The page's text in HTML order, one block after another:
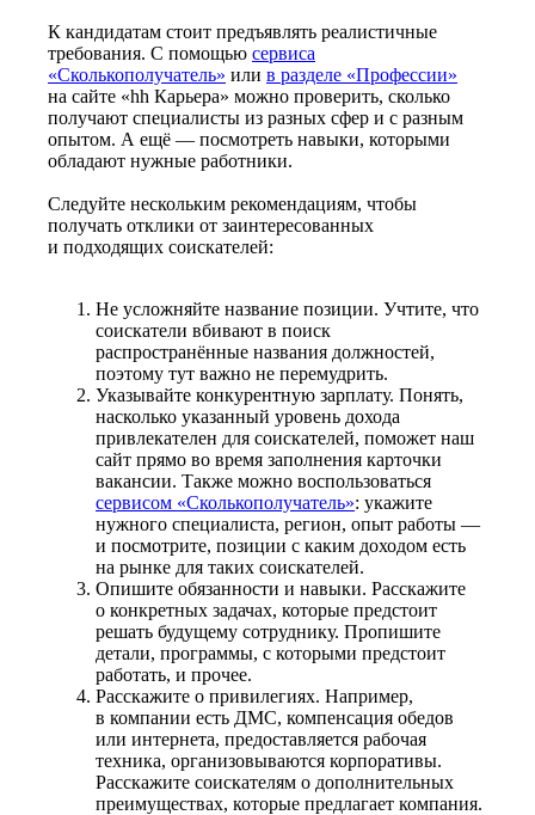
К кандидатам стоит предъявлять реалистичные
требования. С помощью сервиса
«Сколькополучатель» или в разделе «Профессии»
на сайте «hh Карьера» можно проверить, сколько
получают специалисты из разных сфер и с разным
опытом. А ещё — посмотреть навыки, которыми
обладают нужные работники.
Следуйте нескольким рекомендациям, чтобы
получать отклики от заинтересованных
и подходящих соискателей:
Не усложняйте название позиции. Учтите, что
соискатели вбивают в поиск
распространённые названия должностей,
поэтому тут важно не перемудрить.
Указывайте конкурентную зарплату. Понять,
насколько указанный уровень дохода
привлекателен для соискателей, поможет наш
сайт прямо во время заполнения карточки
вакансии. Также можно воспользоваться
сервисом «Сколькополучатель»: укажите
нужного специалиста, регион, опыт работы —
и посмотрите, позиции с каким доходом есть
на рынке для таких соискателей.
Опишите обязанности и навыки. Расскажите
о конкретных задачах, которые предстоит
решать будущему сотруднику. Пропишите
детали, программы, с которыми предстоит
работать, и прочее.
Расскажите о привилегиях. Например,
в компании есть ДМС, компенсация обедов
или интернета, предоставляется рабочая
техника, организовываются корпоративы.
Расскажите соискателям о дополнительных
преимуществах, которые предлагает компания.